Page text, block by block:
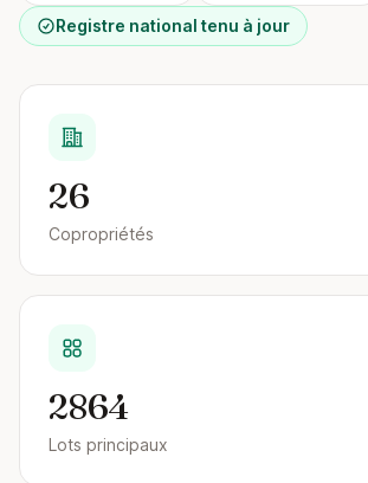
Registre national tenu à jour
26
Copropriétés
2864
Lots principaux